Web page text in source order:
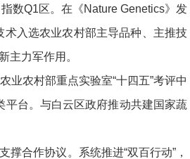
数Q1区。在《Nature Genetics》发
入选农业农村部主导品种、主推技
主力军作用。
业农村部重点实验室“十四五”考评中
平台。与白云区政府推动共建国家蔬
撑合作协议。系统推进“双百行动”，